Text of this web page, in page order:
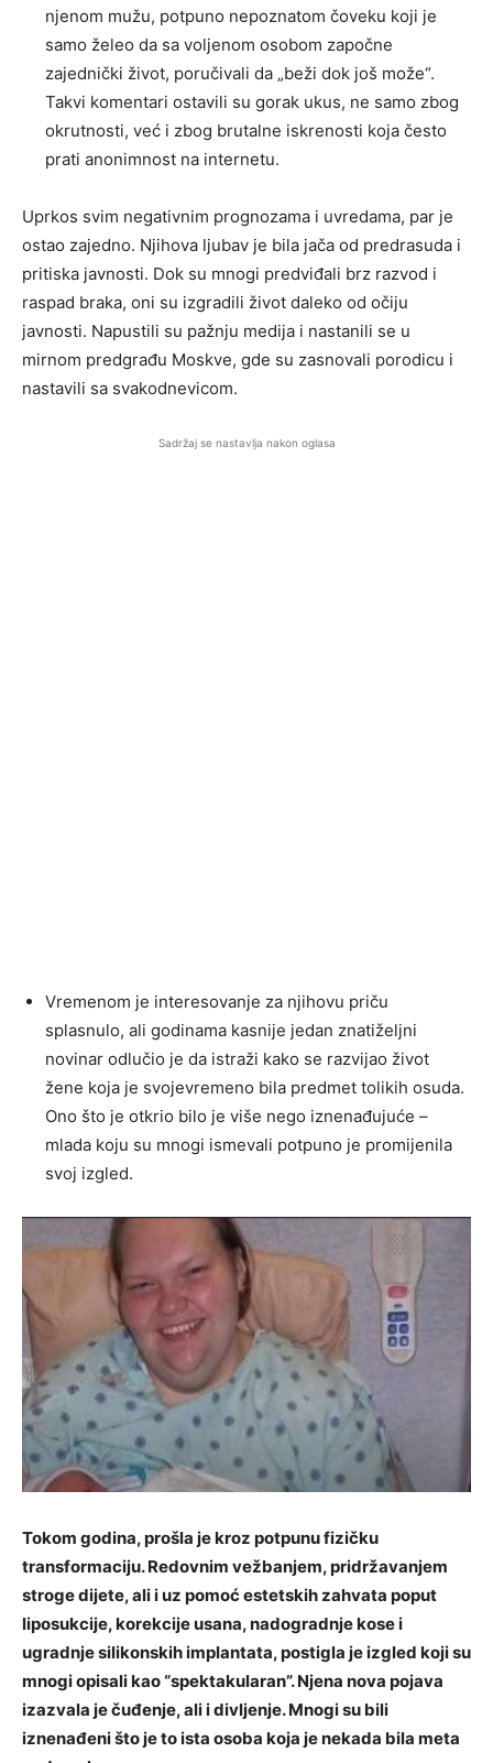
njenom mužu, potpuno nepoznatom čoveku koji je
samo želeo da sa voljenom osobom započne
zajednički život, poručivali da „beži dok još može“.
Takvi komentari ostavili su gorak ukus, ne samo zbog
okrutnosti, već i zbog brutalne iskrenosti koja često
prati anonimnost na internetu.
Uprkos svim negativnim prognozama i uvredama, par je
ostao zajedno. Njihova ljubav je bila jača od predrasuda i
pritiska javnosti. Dok su mnogi predviđali brz razvod i
raspad braka, oni su izgradili život daleko od očiju
javnosti. Napustili su pažnju medija i nastanili se u
mirnom predgrađu Moskve, gde su zasnovali porodicu i
nastavili sa svakodnevicom.
Sadržaj se nastavlja nakon oglasa
Vremenom je interesovanje za njihovu priču
splasnulo, ali godinama kasnije jedan znatiželjni
novinar odlučio je da istraži kako se razvijao život
žene koja je svojevremeno bila predmet tolikih osuda.
Ono što je otkrio bilo je više nego iznenađujuće –
mlada koju su mnogi ismevali potpuno je promijenila
svoj izgled.
Tokom godina, prošla je kroz potpunu fizičku
transformaciju. Redovnim vežbanjem, pridržavanjem
stroge dijete, ali i uz pomoć estetskih zahvata poput
liposukcije, korekcije usana, nadogradnje kose i
ugradnje silikonskih implantata, postigla je izgled koji su
mnogi opisali kao “spektakularan”. Njena nova pojava
izazvala je čuđenje, ali i divljenje. Mnogi su bili
iznenađeni što je to ista osoba koja je nekada bila meta